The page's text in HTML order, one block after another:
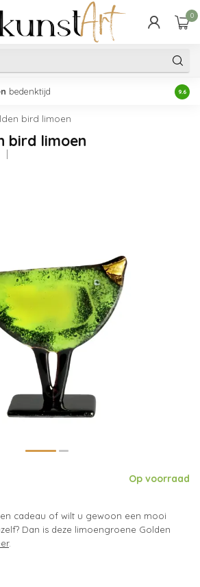
0
bedenktijd 9.6
bird limoen
bird limoen
Op voorraad
cadeau of wilt u gewoon een mooi
Dan is deze limoengroene Golden
.